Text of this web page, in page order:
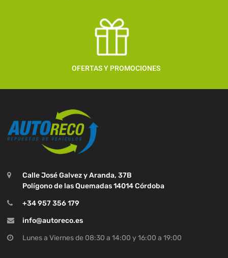
OFERTAS Y PROMOCIONES
Calle José Galvez y Aranda, 37B
Polígono de las Quemadas 14014 Córdoba
+34 957 356 179
info@autoreco.es
Lunes a Viernes de 08:30 a 14:00 y 16:00 a 19:00